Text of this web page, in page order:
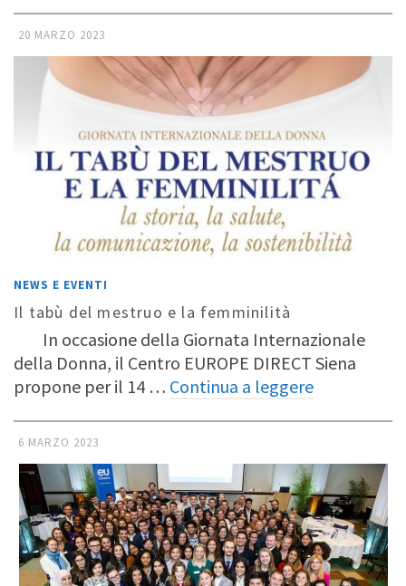
20 MARZO 2023
NEWS E EVENTI
Il tabù del mestruo e la femminilità
In occasione della Giornata Internazionale
della Donna, il Centro EUROPE DIRECT Siena
propone per il 14 … Continua a leggere
6 MARZO 2023